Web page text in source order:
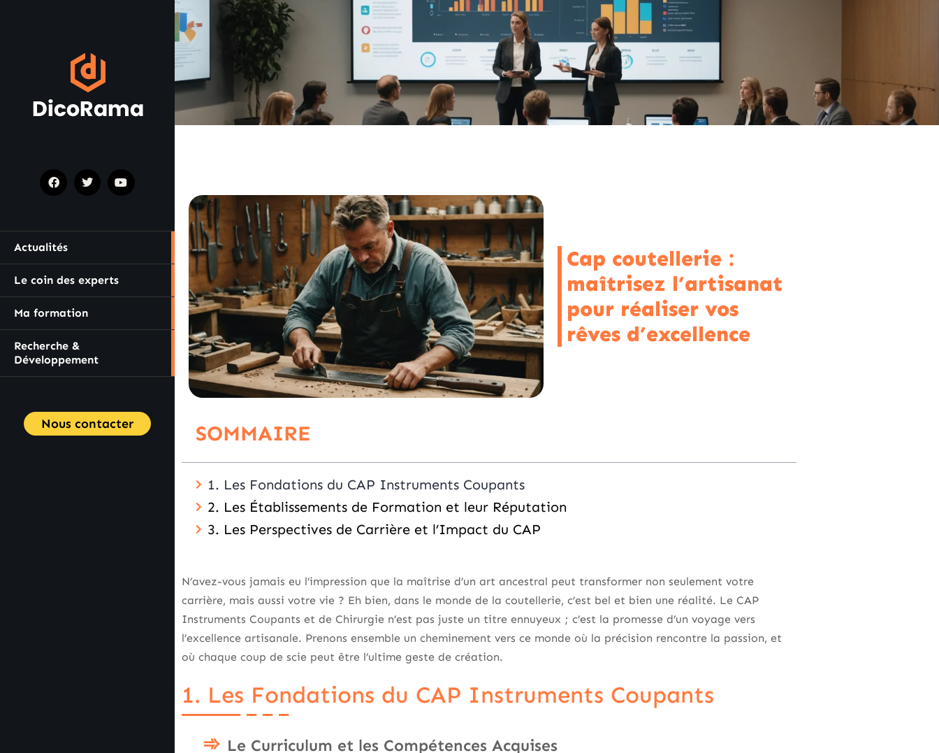
Actualités
Le coin des experts
Ma formation
Recherche &
Développement
Nous contacter
Cap coutellerie :
maîtrisez l’artisanat
pour réaliser vos
rêves d’excellence
SOMMAIRE
1. Les Fondations du CAP Instruments Coupants
2. Les Établissements de Formation et leur Réputation
3. Les Perspectives de Carrière et l’Impact du CAP
N’avez-vous jamais eu l’impression que la maîtrise d’un art ancestral peut transformer non seulement votre
carrière, mais aussi votre vie ? Eh bien, dans le monde de la coutellerie, c’est bel et bien une réalité. Le CAP
Instruments Coupants et de Chirurgie n’est pas juste un titre ennuyeux ; c’est la promesse d’un voyage vers
l’excellence artisanale. Prenons ensemble un cheminement vers ce monde où la précision rencontre la passion, et
où chaque coup de scie peut être l’ultime geste de création.
1. Les Fondations du CAP Instruments Coupants
Le Curriculum et les Compétences Acquises